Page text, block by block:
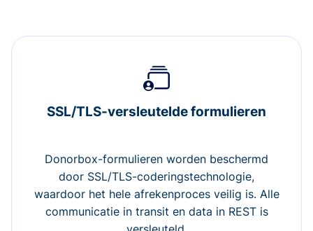
SSL/TLS-versleutelde formulieren
Donorbox-formulieren worden beschermd
door SSL/TLS-coderingstechnologie,
waardoor het hele afrekenproces veilig is. Alle
communicatie in transit en data in REST is